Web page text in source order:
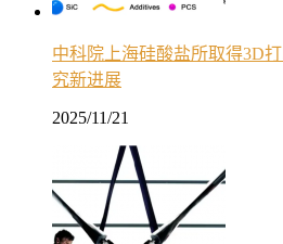
中科院上海硅酸盐所取得3D
究新进展
2025/11/21